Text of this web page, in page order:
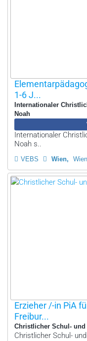
1-6 J...
Internationaler
Noah
Internationaler
Noah s..
VEBS Wien
Erzieher /-in PiA
Freibur...
Christlicher Schul-
Christlicher Schul-